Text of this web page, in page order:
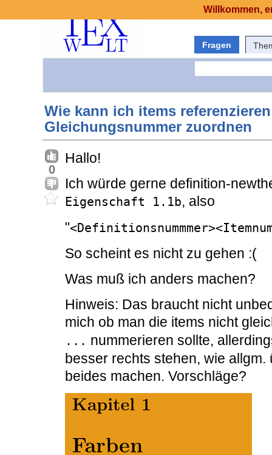
Fragen
Wie kann ich items
Gleichungsnummer zuordnen
0
Hallo!
Ich würde gerne definition-
Eigenschaft 1.1b, also
"
So scheint es nicht zu gehen :(
Was muß ich anders machen?
Hinweis: Das braucht nicht
mich ob man die items nicht
... nummerieren sollte,
besser rechts stehen, wie
beides machen. Vorschläge?
Willkommen,